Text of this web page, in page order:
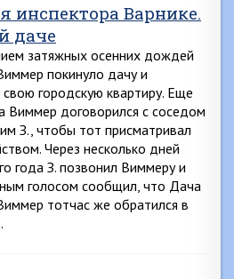
инспектора Варнике.
даче
затяжных осенних дождей
покинуло дачу и
свою городскую квартиру. Еще
Виммер договорился с соседом
З., чтобы тот присматривал
Через несколько дней
года З. позвонил Виммеру и
голосом сообщил, что Дача
тотчас же обратился в